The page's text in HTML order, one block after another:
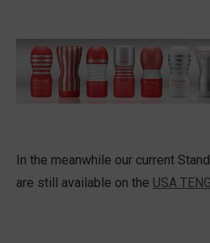
In the meanwhile our current
are still available on the USA